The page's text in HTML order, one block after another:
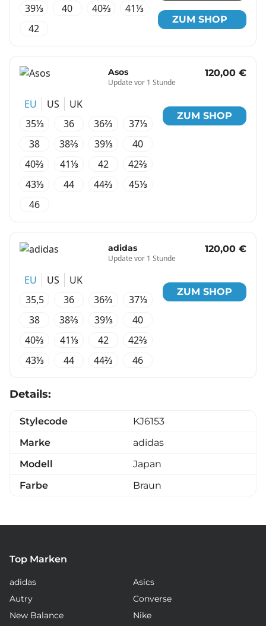
39⅓
40 40⅔
41⅓
42
ZUM SHOP
Asos
Update vor 1 Stunde
120,00 €
EU US
UK
35⅓
36 36⅔
37⅓
38
38⅔ 39⅓
40
40⅔
41⅓ 42
42⅔
43⅓
44 44⅔
45⅓
46
ZUM SHOP
adidas
Update vor 1 Stunde
120,00 €
EU US
UK
35,5
36 36⅔
37⅓
38
38⅔ 39⅓
40
40⅔
41⅓ 42
42⅔
43⅓
44 44⅔ 46
ZUM SHOP
Details:
Stylecode
KJ6153
Marke
adidas
Modell
Japan
Farbe
Braun
Top Marken
adidas
Asics
Autry
Converse
New Balance
Nike